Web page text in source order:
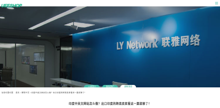
公司简介 联系我们 最新消息
当前位置位置： 首页 > 营销干货> 印度中英文网站怎么做？出口印度的跨境卖家看这一篇就够了！
印度中英文网站怎么做？出口印度的跨境卖家看这一篇就够了！